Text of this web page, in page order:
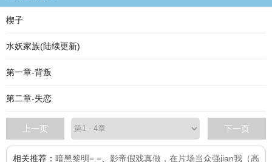
楔子
水妖家族(陆续更新)
第一章-背叛
第二章-失恋
上一页 下一页
相关推荐： 暗黑黎明=.= 影帝假戏真做，在片场当众强jian我（高